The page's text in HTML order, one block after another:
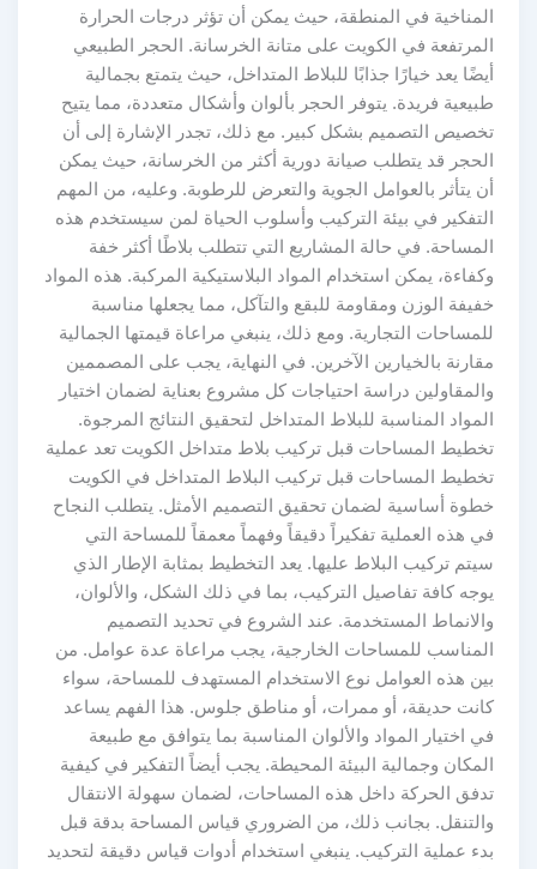
المناخية في المنطقة، حيث يمكن أن تؤثر درجات الحرارة
المرتفعة في الكويت على متانة الخرسانة. الحجر الطبيعي
أيضًا يعد خيارًا جذابًا للبلاط المتداخل، حيث يتمتع بجمالية
طبيعية فريدة. يتوفر الحجر بألوان وأشكال متعددة، مما يتيح
تخصيص التصميم بشكل كبير. مع ذلك، تجدر الإشارة إلى أن
الحجر قد يتطلب صيانة دورية أكثر من الخرسانة، حيث يمكن
أن يتأثر بالعوامل الجوية والتعرض للرطوبة. وعليه، من المهم
التفكير في بيئة التركيب وأسلوب الحياة لمن سيستخدم هذه
المساحة. في حالة المشاريع التي تتطلب بلاطًا أكثر خفة
وكفاءة، يمكن استخدام المواد البلاستيكية المركبة. هذه المواد
خفيفة الوزن ومقاومة للبقع والتآكل، مما يجعلها مناسبة
للمساحات التجارية. ومع ذلك، ينبغي مراعاة قيمتها الجمالية
مقارنة بالخيارين الآخرين. في النهاية، يجب على المصممين
والمقاولين دراسة احتياجات كل مشروع بعناية لضمان اختيار
المواد المناسبة للبلاط المتداخل لتحقيق النتائج المرجوة.
تخطيط المساحات قبل تركيب بلاط متداخل الكويت تعد عملية
تخطيط المساحات قبل تركيب البلاط المتداخل في الكويت
خطوة أساسية لضمان تحقيق التصميم الأمثل. يتطلب النجاح
في هذه العملية تفكيراً دقيقاً وفهماً معمقاً للمساحة التي
سيتم تركيب البلاط عليها. يعد التخطيط بمثابة الإطار الذي
يوجه كافة تفاصيل التركيب، بما في ذلك الشكل، والألوان،
والانماط المستخدمة. عند الشروع في تحديد التصميم
المناسب للمساحات الخارجية، يجب مراعاة عدة عوامل. من
بين هذه العوامل نوع الاستخدام المستهدف للمساحة، سواء
كانت حديقة، أو ممرات، أو مناطق جلوس. هذا الفهم يساعد
في اختيار المواد والألوان المناسبة بما يتوافق مع طبيعة
المكان وجمالية البيئة المحيطة. يجب أيضاً التفكير في كيفية
تدفق الحركة داخل هذه المساحات، لضمان سهولة الانتقال
والتنقل. بجانب ذلك، من الضروري قياس المساحة بدقة قبل
بدء عملية التركيب. ينبغي استخدام أدوات قياس دقيقة لتحديد